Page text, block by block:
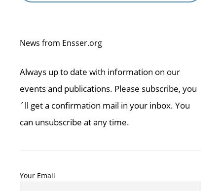
News from Ensser.org
Always up to date with information on our
events and publications. Please subscribe, you
´ll get a confirmation mail in your inbox. You
can unsubscribe at any time.
Your Email